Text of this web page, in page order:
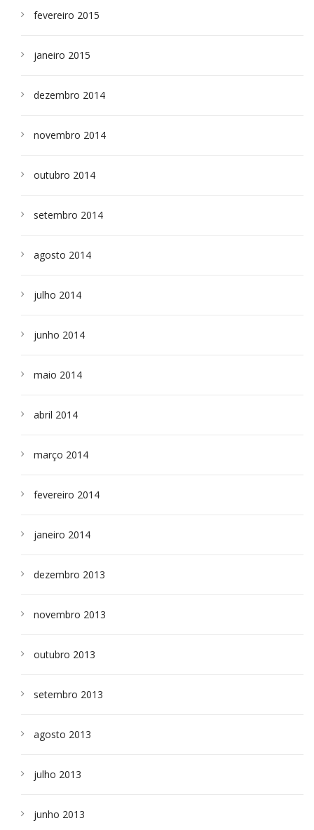
fevereiro 2015
janeiro 2015
dezembro 2014
novembro 2014
outubro 2014
setembro 2014
agosto 2014
julho 2014
junho 2014
maio 2014
abril 2014
março 2014
fevereiro 2014
janeiro 2014
dezembro 2013
novembro 2013
outubro 2013
setembro 2013
agosto 2013
julho 2013
junho 2013